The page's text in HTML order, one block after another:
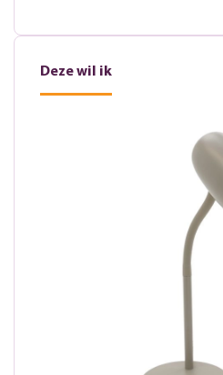
Deze wil ik